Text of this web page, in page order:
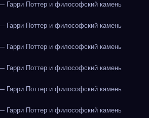
Гарри Поттер и философский камень
Гарри Поттер и философский камень
Гарри Поттер и философский камень
Гарри Поттер и философский камень
Гарри Поттер и философский камень
Гарри Поттер и философский камень